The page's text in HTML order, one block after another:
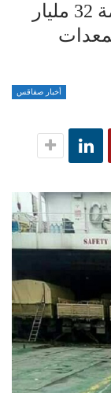
ميناء صفاقس : محجوزات بقيمة 32 مليار
أخبار صفاقس